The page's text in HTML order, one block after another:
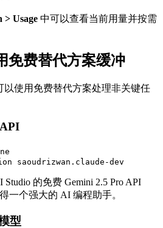
> Usage 中可以查看当前用量并按需
免费替代方案缓冲
以使用免费替代方案处理非关键任
的免费 Gemini 2.5 Pro API
一个强大的 AI 编程助手。
型